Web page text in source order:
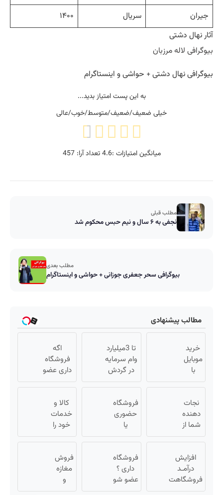
جیران
سریال
۱۴۰۰
آثار نهال دشتی
بیوگرافی لاله مرزبان
بیوگرافی نهال دشتی + حواشی و اینستاگرام
به این پست امتیاز بدید...
خیلی ضعیف/ضعیف/متوسط/خوب/عالی
میانگین امتیازات :4.6تعداد آرا:457
مطلب قبلی
نجفی به ۶ سال و نیم حبس محکوم شد
مطلب بعدی
بیوگرافی سحر جعفری جوزانی + حواشی و اینستاگرام
مطالب پیشنهادی
خرید
موبایل
با
اسنپ
در ۴
قسط
بدون
سود و
تا 3میلیارد
وام سرمایه
در گردش
فروشندگان
فروشگاهت
رو ثبت کن
اگه
فروشگاه
داری عضو
فروشندگان
میلیارد وام
بگیر
نجات
دهنده
شما از
پیری!
جوانساز
جلبک50%تخفیف
فروشگاه
حضوری
یا
اینترنتی
راحت
محصول
و
خدماتت
کالا و
خدمات
خود را
به
اقساطی
بفروشید
افزایش
درآمـد
فروشگاهت
رو تضمین
فروشگاه
داری ؟
عضو شو
تا 3
فروش
مغازه
و
آنلاین